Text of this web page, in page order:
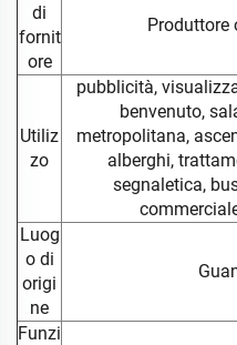
di
fornit
ore
Produttore
Utiliz
zo
pubblicità,
benvenuto,
metropolitana,
alberghi,
segnaletica,
Luog
o di
origi
ne
Funzi